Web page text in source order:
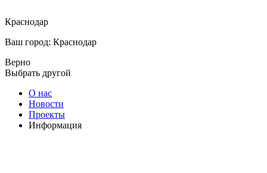
Краснодар
Ваш город: Краснодар
Верно
Выбрать другой
О нас
Новости
Проекты
Информация